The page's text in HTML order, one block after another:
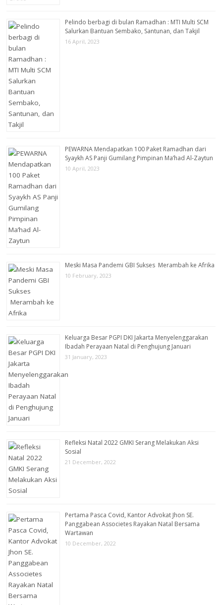
Pelindo berbagi di bulan Ramadhan : MTI Multi SCM
Salurkan Bantuan Sembako, Santunan, dan Takjil
16 April, 2023
PEWARNA Mendapatkan 100 Paket Ramadhan dari
Syaykh AS Panji Gumilang Pimpinan Ma’had Al-Zaytun
10 April, 2023
Meski Masa Pandemi GBI Sukses Merambah ke Afrika
10 February, 2023
Keluarga Besar PGPI DKI Jakarta Menyelenggarakan
Ibadah Perayaan Natal di Penghujung Januari
31 January, 2023
Refleksi Natal 2022 GMKI Serang Melakukan Aksi
Sosial
21 December, 2022
Pertama Pasca Covid, Kantor Advokat Jhon SE.
Panggabean Associetes Rayakan Natal Bersama
Wartawan
10 December, 2022